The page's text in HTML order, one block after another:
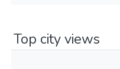
Top city views